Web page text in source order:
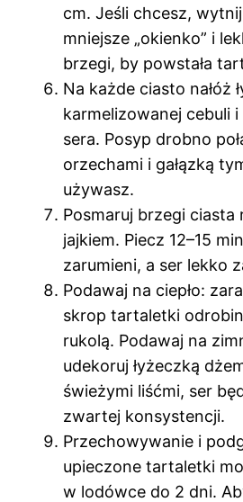
cm. Jeśli chcesz,
mniejsze „okienko” i
brzegi, by powstała
Na każde ciasto nałóż
karmelizowanej cebuli i
sera. Posyp drobno
orzechami i gałązką
używasz.
Posmaruj brzegi
jajkiem. Piecz 12–15
zarumieni, a ser lekko
Podawaj na ciepło:
skrop tartaletki
rukolą. Podawaj na
udekoruj łyżeczką
świeżymi liśćmi, ser
zwartej konsystencji.
Przechowywanie i
upieczone tartaletki
w lodówce do 2 dni.